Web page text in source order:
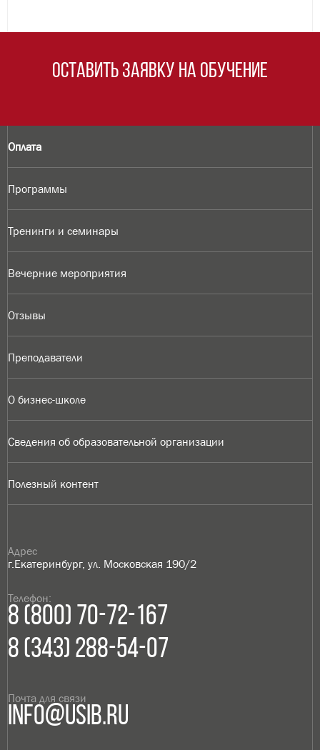
Оставить заявку на обучение
Оплата
Программы
Тренинги и семинары
Вечерние мероприятия
Отзывы
Преподаватели
О бизнес-школе
Сведения об образовательной организации
Полезный контент
Адрес
г.Екатеринбург, ул. Московская 190/2
Телефон:
8 (800) 70-72-167
8 (343) 288-54-07
Почта для связи
info@usib.ru